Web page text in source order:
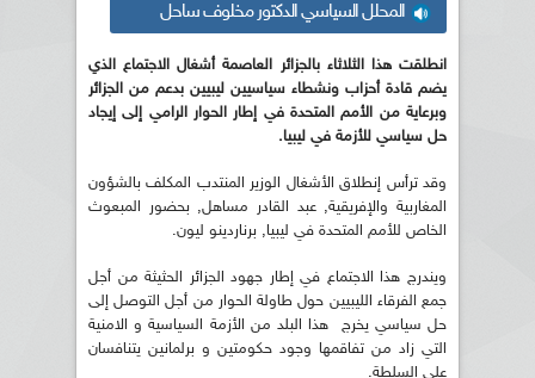
المحلل السياسي الدكتور مخلوف ساحل
انطلقت هذا الثلاثاء بالجزائر العاصمة أشغال الاجتماع الذي
يضم قادة أحزاب ونشطاء سياسيين ليبيين بدعم من الجزائر
وبرعاية من الأمم المتحدة في إطار الحوار الرامي إلى إيجاد
حل سياسي للأزمة في ليبيا.
وقد ترأس إنطلاق الأشغال الوزير المنتدب المكلف بالشؤون
المغاربية والإفريقية, عبد القادر مساهل, بحضور المبعوث
الخاص للأمم المتحدة في ليبيا, برناردينو ليون.
ويندرج هذا الاجتماع في إطار جهود الجزائر الحثيثة من أجل
جمع الفرقاء الليبيين حول طاولة الحوار من أجل التوصل إلى
حل سياسي يخرج هذا البلد من الأزمة السياسية و الامنية
التي زاد من تفاقمها وجود حكومتين و برلمانين يتنافسان
على السلطة.